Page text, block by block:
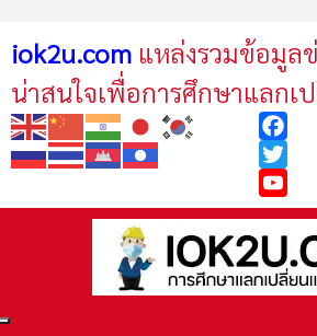
iok2u.com แหล่งรวมข้อมูลข่
น่าสนใจเพื่อการศึกษาแลกเ
Twitter